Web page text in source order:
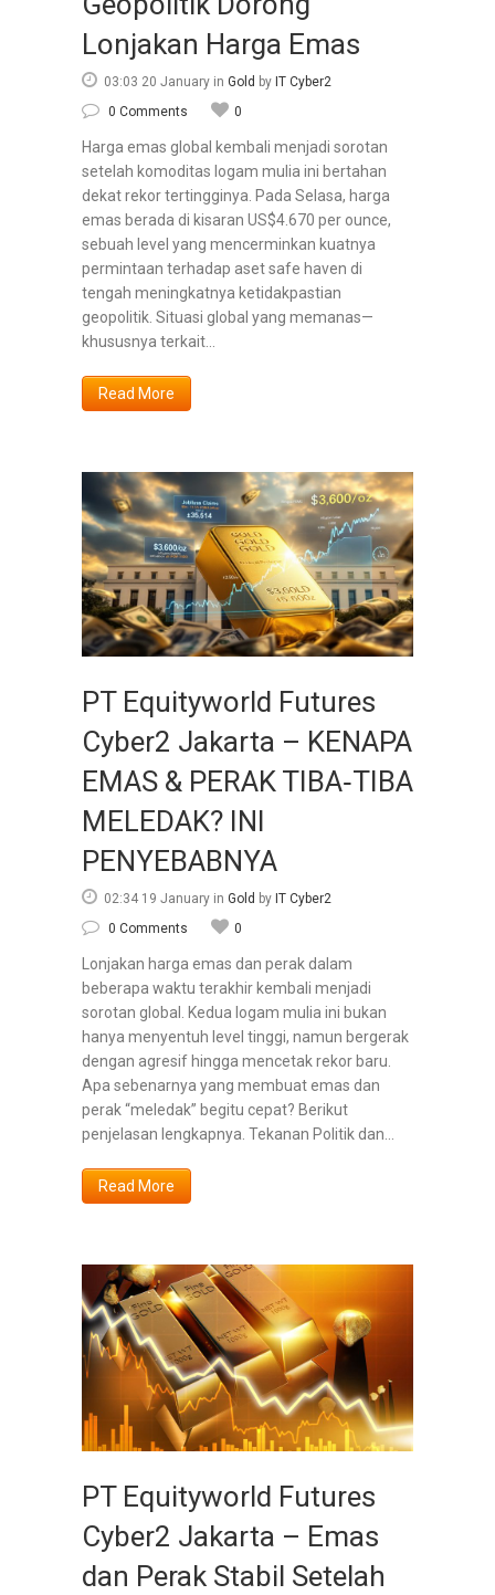
Lonjakan Harga Emas
03:03 20 January in Gold by IT Cyber2
0 Comments
0
Harga emas global kembali menjadi sorotan
setelah komoditas logam mulia ini bertahan
dekat rekor tertingginya. Pada Selasa, harga
emas berada di kisaran US$4.670 per ounce,
sebuah level yang mencerminkan kuatnya
permintaan terhadap aset safe haven di
tengah meningkatnya ketidakpastian
geopolitik. Situasi global yang memanas—
khususnya terkait...
Read More
PT Equityworld Futures
Cyber2 Jakarta – KENAPA
EMAS & PERAK TIBA‑TIBA
MELEDAK? INI
PENYEBABNYA
02:34 19 January in Gold by IT Cyber2
0 Comments
0
Lonjakan harga emas dan perak dalam
beberapa waktu terakhir kembali menjadi
sorotan global. Kedua logam mulia ini bukan
hanya menyentuh level tinggi, namun bergerak
dengan agresif hingga mencetak rekor baru.
Apa sebenarnya yang membuat emas dan
perak “meledak” begitu cepat? Berikut
penjelasan lengkapnya. Tekanan Politik dan...
Read More
PT Equityworld Futures
Cyber2 Jakarta – Emas
dan Perak Stabil Setelah